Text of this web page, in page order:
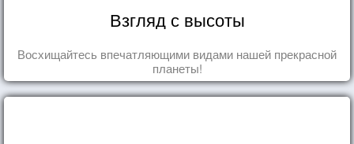
Взгляд с высоты
Восхищайтесь впечатляющими видами нашей прекрасной
планеты!